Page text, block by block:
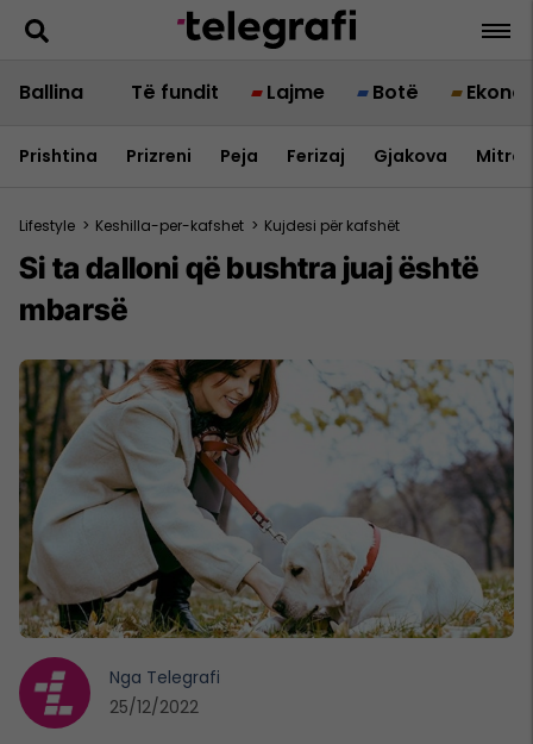
Ballina Të fundit Lajme Botë
Prishtina Prizreni Peja Ferizaj Gjakova
Lifestyle > Keshilla-per-kafshet > Kujdesi për kafshët
Si ta dalloni që bushtra juaj është
mbarsë
Nga Telegrafi
25/12/2022